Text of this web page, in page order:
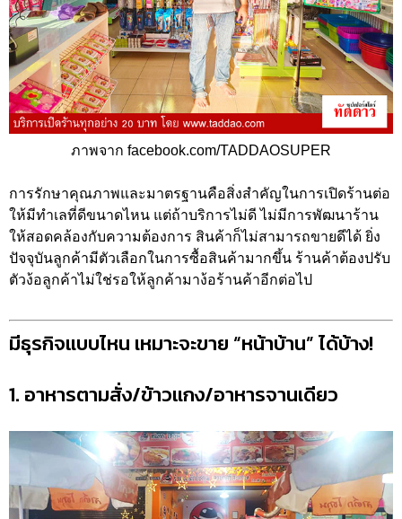
ภาพจาก facebook.com/TADDAOSUPER
การรักษาคุณภาพและมาตรฐานคือสิ่งสำคัญในการเปิดร้านต่อ
ให้มีทำเลที่ดีขนาดไหน แต่ถ้าบริการไม่ดี ไม่มีการพัฒนาร้าน
ให้สอดคล้องกับความต้องการ สินค้าก็ไม่สามารถขายดีได้ ยิ่ง
ปัจจุบันลูกค้ามีตัวเลือกในการซื้อสินค้ามากขึ้น ร้านค้าต้องปรับ
ตัวง้อลูกค้าไม่ใช่รอให้ลูกค้ามาง้อร้านค้าอีกต่อไป
มีธุรกิจแบบไหน เหมาะจะขาย “หน้าบ้าน” ได้บ้าง!
1. อาหารตามสั่ง/ข้าวแกง/อาหารจานเดียว